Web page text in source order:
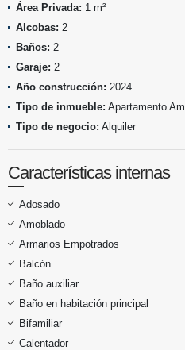
Área Privada: 1 m²
Alcobas: 2
Baños: 2
Garaje: 2
Año construcción: 2024
Tipo de inmueble: Apartamento
Tipo de negocio: Alquiler
Características internas
Adosado
Amoblado
Armarios Empotrados
Balcón
Baño auxiliar
Baño en habitación principal
Bifamiliar
Calentador